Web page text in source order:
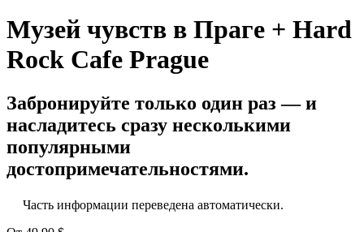
Музей чувств в Праге + Hard
Rock Cafe Prague
Забронируйте только один раз — и
насладитесь сразу несколькими
популярными
достопримечательностями.
Часть информации переведена автоматически.